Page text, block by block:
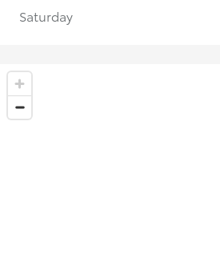
Saturday